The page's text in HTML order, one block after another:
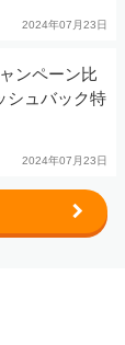
2024年07月23日
ンペーン比
シュバック特
2024年07月23日